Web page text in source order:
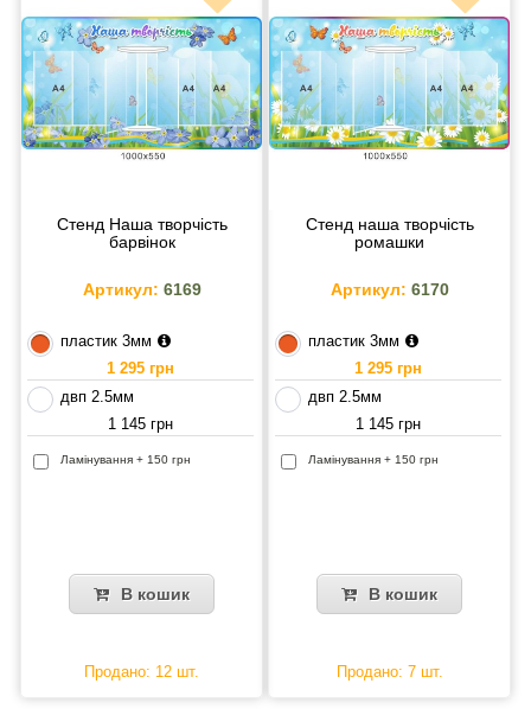
Стенд Наша творчість
барвінок
Артикул: 6169
пластик 3мм
1 295 грн
двп 2.5мм
1 145 грн
Ламінування + 150 грн
В кошик
Продано: 12 шт.
Стенд наша творчість
ромашки
Артикул: 6170
пластик 3мм
1 295 грн
двп 2.5мм
1 145 грн
Ламінування + 150 грн
В кошик
Продано: 7 шт.